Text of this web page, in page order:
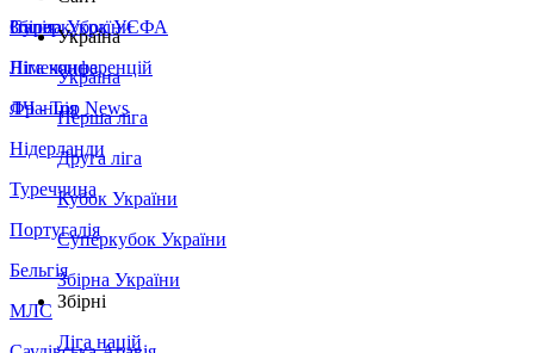
Збірна України
Італія
Німеччина
Франція
Нідерланди
Туреччина
Португалія
Бельгія
МЛС
Суперкубок УЄФА
Ліга конференцій
ЛЧ - Top News
Україна
Україна
Перша ліга
Друга ліга
Кубок України
Суперкубок України
Збірна України
Збірні
Ліга націй